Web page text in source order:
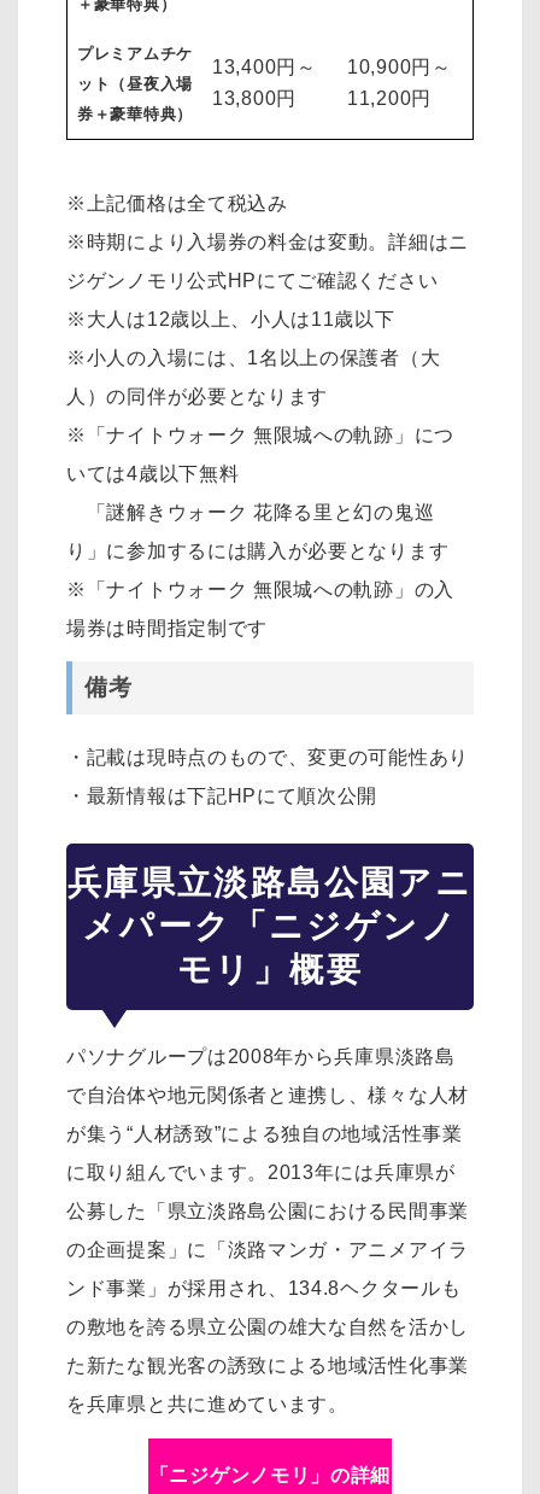
＋豪華特典）
プレミアムチケ
ット（昼夜入場
券＋豪華特典）
13,400円～
13,800円
10,900円～
11,200円
※上記価格は全て税込み
※時期により入場券の料金は変動。詳細はニ
ジゲンノモリ公式HPにてご確認ください
※大人は12歳以上、小人は11歳以下
※小人の入場には、1名以上の保護者（大
人）の同伴が必要となります
※「ナイトウォーク 無限城への軌跡」につ
いては4歳以下無料
「謎解きウォーク 花降る里と幻の鬼巡
り」に参加するには購入が必要となります
※「ナイトウォーク 無限城への軌跡」の入
場券は時間指定制です
備考
・記載は現時点のもので、変更の可能性あり
・最新情報は下記HPにて順次公開
兵庫県立淡路島公園アニ
メパーク「ニジゲンノ
モリ」概要
パソナグループは2008年から兵庫県淡路島
で自治体や地元関係者と連携し、様々な人材
が集う“人材誘致”による独自の地域活性事業
に取り組んでいます。2013年には兵庫県が
公募した「県立淡路島公園における民間事業
の企画提案」に「淡路マンガ・アニメアイラ
ンド事業」が採用され、134.8ヘクタールも
の敷地を誇る県立公園の雄大な自然を活かし
た新たな観光客の誘致による地域活性化事業
を兵庫県と共に進めています。
「ニジゲンノモリ」の詳細